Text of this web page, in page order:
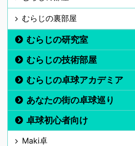
むらじの裏部屋
むらじの研究室
むらじの技術部屋
むらじの卓球アカデミア
あなたの街の卓球巡り
卓球初心者向け
Maki卓